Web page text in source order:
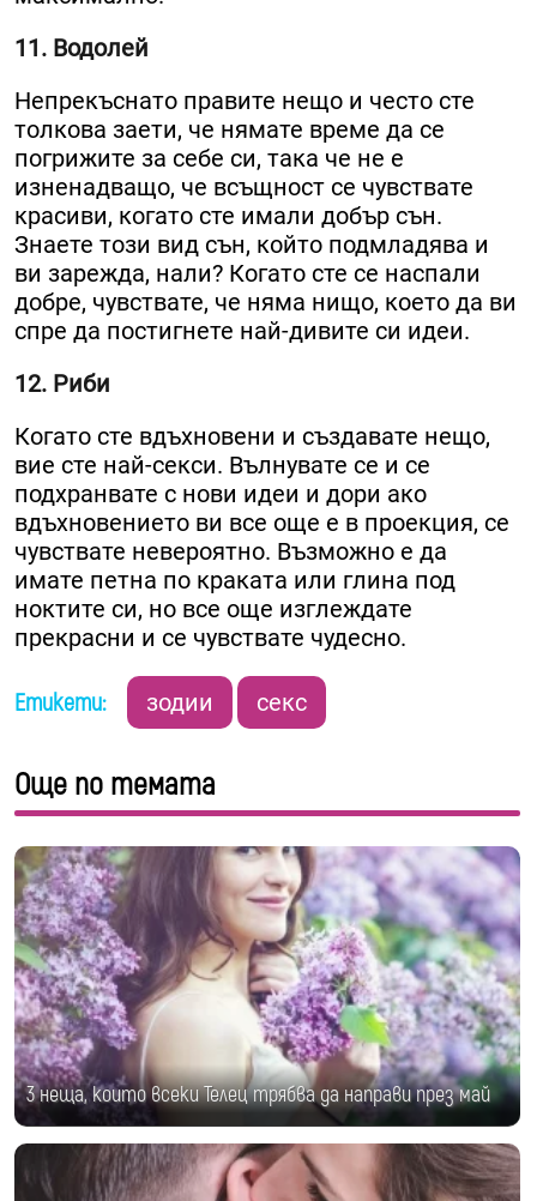
11. Водолей
Непрекъснато правите нещо и често сте
толкова заети, че нямате време да се
погрижите за себе си, така че не е
изненадващо, че всъщност се чувствате
красиви, когато сте имали добър сън.
Знаете този вид сън, който подмладява и
ви зарежда, нали? Когато сте се наспали
добре, чувствате, че няма нищо, което да ви
спре да постигнете най-дивите си идеи.
12. Риби
Когато сте вдъхновени и създавате нещо,
вие сте най-секси. Вълнувате се и се
подхранвате с нови идеи и дори ако
вдъхновението ви все още е в проекция, се
чувствате невероятно. Възможно е да
имате петна по краката или глина под
ноктите си, но все още изглеждате
прекрасни и се чувствате чудесно.
Етикети: зодии секс
Още по темата
3 неща, които всеки Телец трябва да направи през май